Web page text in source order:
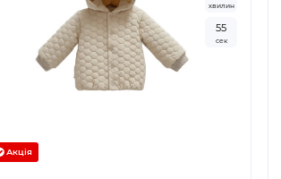
Акція
хвилин
53
сек